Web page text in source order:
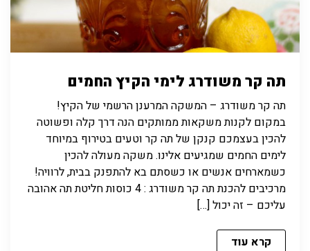
תה קר משודרג לימי הקיץ החמים
תה קר משודרג – המשקה המרענן הרשמי של הקיץ!
במקום לקנות משקאות ממותקים הנה דרך קלה ופשוטה
להכין בעצמכם קנקן של תה קר וטעים בטירוף במיוחד
לימים החמים שמגיעים אלינו. משקה מעולה להכין
כשמארחים אנשים או כשסתם בא להתפנק בבית, לרוויה!
מרכיבים להכנת תה קר משודרג : 4 כוסות חליטת תה אהובה
עליכם – זה יכול […]
קרא עוד